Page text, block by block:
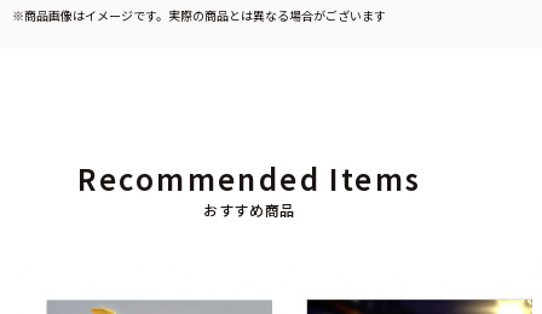
※商品画像はイメージです。実際の商品とは異なる場合がございます
おすすめ商品
Recommended Items